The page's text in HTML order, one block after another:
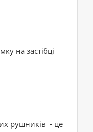
на застібці
рушників - це